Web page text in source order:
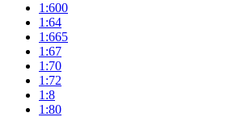
1:600
1:64
1:665
1:67
1:70
1:72
1:8
1:80